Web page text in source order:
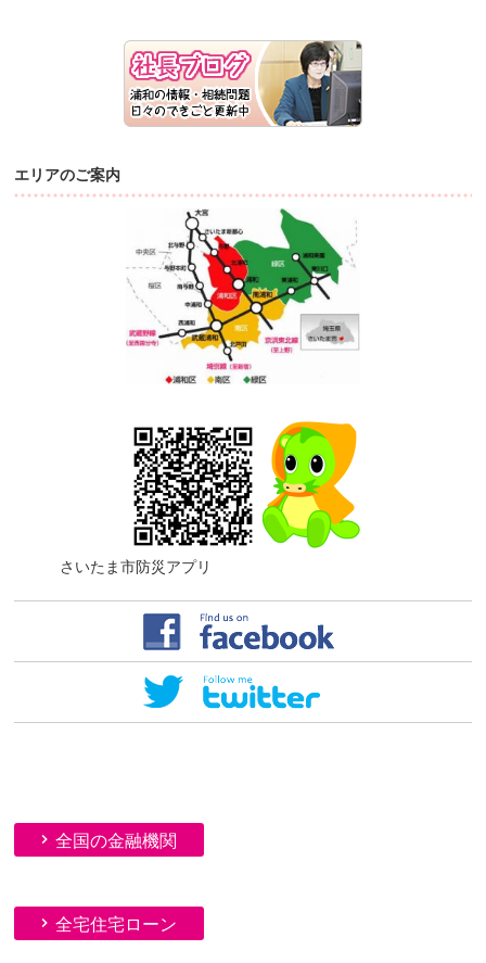
エリアのご案内
さいたま市防災アプリ
全国の金融機関
全宅住宅ローン